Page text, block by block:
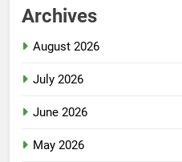
Archives
August 2026
July 2026
June 2026
May 2026